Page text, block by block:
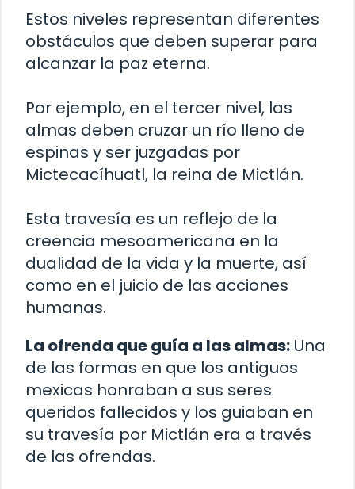
Estos niveles representan diferentes
obstáculos que deben superar para
alcanzar la paz eterna.
Por ejemplo, en el tercer nivel, las
almas deben cruzar un río lleno de
espinas y ser juzgadas por
Mictecacíhuatl, la reina de Mictlán.
Esta travesía es un reflejo de la
creencia mesoamericana en la
dualidad de la vida y la muerte, así
como en el juicio de las acciones
humanas.
La ofrenda que guía a las almas: Una
de las formas en que los antiguos
mexicas honraban a sus seres
queridos fallecidos y los guiaban en
su travesía por Mictlán era a través
de las ofrendas.